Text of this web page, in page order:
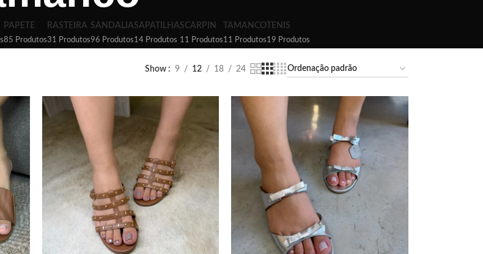
PAPETE
85 Produtos
RASTEIRA
31 Produtos
SANDALIA
96 Produtos
SAPATILHA
14 Produtos
SCARPIN
11 Produtos
TAMANCO
11 Produtos
TENIS
19 Produtos
Show 9 12 18 24